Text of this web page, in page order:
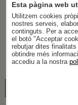
Esta pàgina web
Utilitzem cookies
nostres serveis,
continguts. Per a
el botó "Acceptar
rebutjar dites
obtindre més
accediu a la nostra